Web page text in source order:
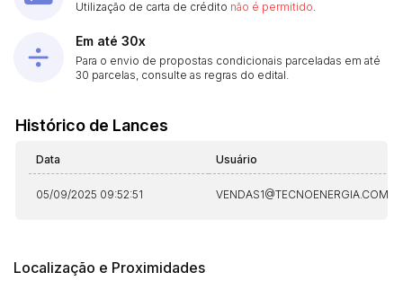
Utilização de carta de crédito não é permitido
Em até 30x
Para o envio de propostas condicionais parceladas em até
30 parcelas, consulte as regras do edital.
Histórico de Lances
Data Usuário
05/09/2025 09:52:51
Localização e Proximidades